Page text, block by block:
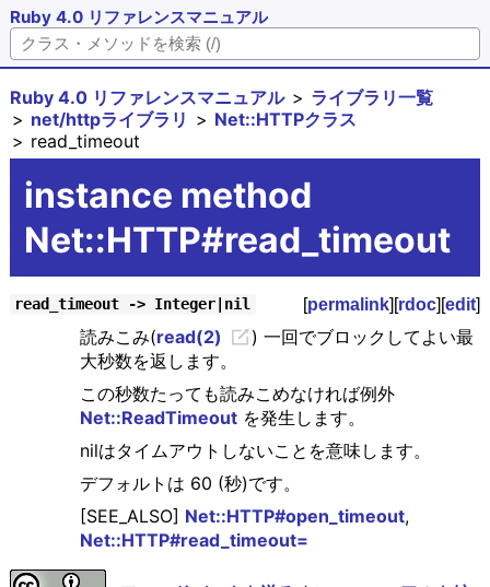
Ruby 4.0 リファレンスマニュアル
Ruby 4.0 リファレンスマニュアル
ライブラリ一覧
net/httpライブラリ
Net::HTTPクラス
read_timeout
instance method
Net::HTTP#read_timeout
read_timeout -> Integer|nil [permalink][rdoc][edit]
読みこみ(read(2)
) 一回でブロックしてよい最
大秒数を返します。
この秒数たっても読みこめなければ例外
Net::ReadTimeoutを発生します。
nilはタイムアウトしないことを意味します。
デフォルトは 60 (秒)です。
[SEE_ALSO] Net::HTTP#open_timeout,
Net::HTTP#read_timeout=